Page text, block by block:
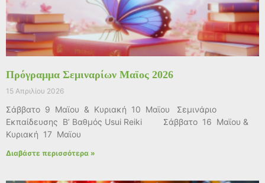
Πρόγραμμα Σεμιναρίων Μαϊος 2026
15 Απριλίου 2026
Σάββατο 9 Μαϊου & Κυριακή 10 Μαϊου Σεμινάριο
Εκπαίδευσης Β’ Βαθμός Usui Reiki Σάββατο 16 Μαϊου &
Κυριακή 17 Μαϊου
Διαβάστε περισσότερα »